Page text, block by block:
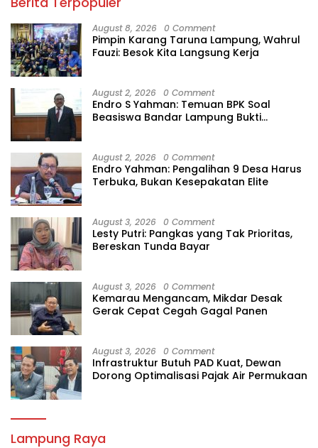
August 8, 2026 0 Comment
Pimpin Karang Taruna Lampung, Wahrul
Fauzi: Besok Kita Langsung Kerja
August 2, 2026 0 Comment
Endro S Yahman: Temuan BPK Soal
Beasiswa Bandar Lampung Bukti
August 2, 2026 0 Comment
Endro Yahman: Pengalihan 9 Desa Harus
Terbuka, Bukan Kesepakatan Elite
August 3, 2026 0 Comment
Lesty Putri: Pangkas yang Tak Prioritas,
Bereskan Tunda Bayar
August 3, 2026 0 Comment
Kemarau Mengancam, Mikdar Desak
Gerak Cepat Cegah Gagal Panen
August 3, 2026 0 Comment
Infrastruktur Butuh PAD Kuat, Dewan
Dorong Optimalisasi Pajak Air Permukaan
Lampung Raya